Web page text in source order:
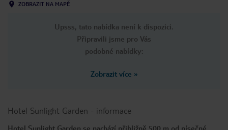
ZOBRAZIT NA MAPĚ
Upsss, tato nabídka není k dispozici.
Připravili jsme pro Vás
podobné nabídky:
Zobrazit více »
Hotel Sunlight Garden - informace
Hotel Sunlight Garden se nachází přibližně 500 m od písečné